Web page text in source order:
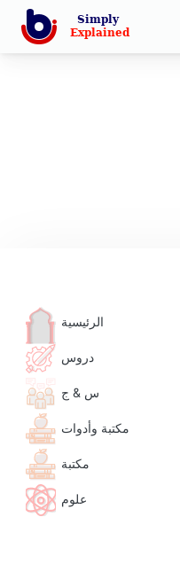
الرئيسية
دروس
س & ج
مكتبة وأدوات
مكتبة
علوم